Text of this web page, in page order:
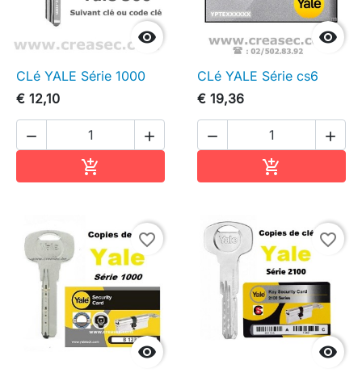

CLé YALE Série 1000
€ 12,10
 


CLé YALE Série cs6
€ 19,36
 


favorite_border

favorite_border